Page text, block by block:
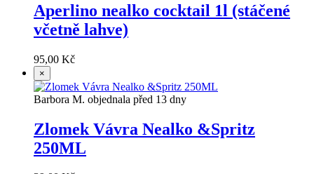
Aperlino nealko cocktail 1l (stáčené
včetně lahve)
95,00 Kč
×
Barbora M. objednala před 13 dny
Zlomek Vávra Nealko &Spritz
250ML